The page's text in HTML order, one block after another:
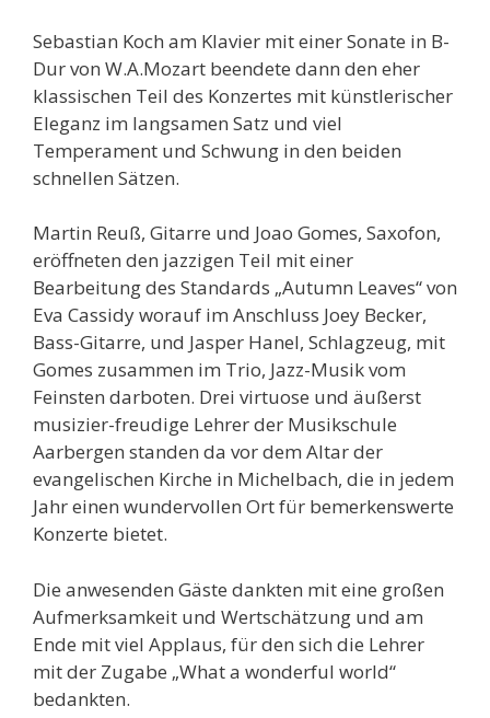
Sebastian Koch am Klavier mit einer Sonate in B-
Dur von W.A.Mozart beendete dann den eher
klassischen Teil des Konzertes mit künstlerischer
Eleganz im langsamen Satz und viel
Temperament und Schwung in den beiden
schnellen Sätzen.
Martin Reuß, Gitarre und Joao Gomes, Saxofon,
eröffneten den jazzigen Teil mit einer
Bearbeitung des Standards „Autumn Leaves“ von
Eva Cassidy worauf im Anschluss Joey Becker,
Bass-Gitarre, und Jasper Hanel, Schlagzeug, mit
Gomes zusammen im Trio, Jazz-Musik vom
Feinsten darboten. Drei virtuose und äußerst
musizier-freudige Lehrer der Musikschule
Aarbergen standen da vor dem Altar der
evangelischen Kirche in Michelbach, die in jedem
Jahr einen wundervollen Ort für bemerkenswerte
Konzerte bietet.
Die anwesenden Gäste dankten mit eine großen
Aufmerksamkeit und Wertschätzung und am
Ende mit viel Applaus, für den sich die Lehrer
mit der Zugabe „What a wonderful world“
bedankten.